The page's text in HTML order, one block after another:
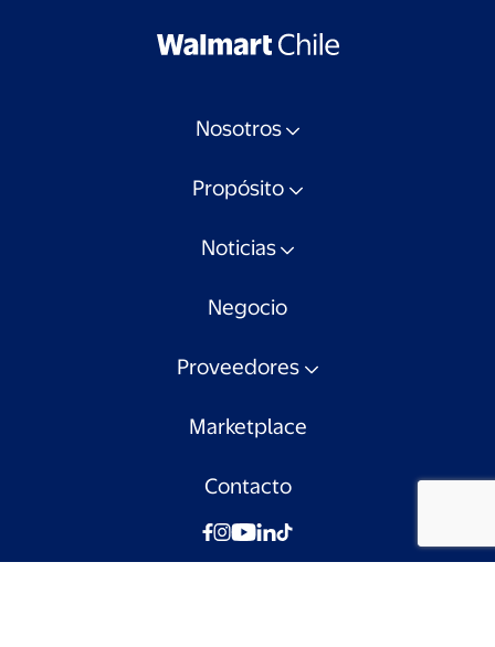
Nosotros
Propósito
Noticias
Negocio
Proveedores
Marketplace
Contacto